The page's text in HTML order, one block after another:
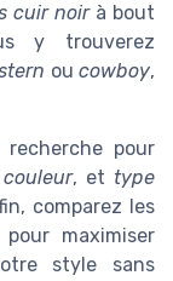
cuir noirà bout
y trouverez
oucowboy,
pour
couleur, et type
comparez les
maximiser
style sans